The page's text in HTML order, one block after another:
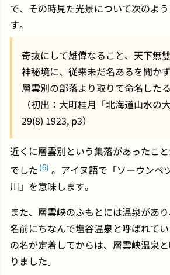
で、その時見た光景について次のよ
す。
奇抜にして雄偉なること、天下無
神秘境に、従来未だ名あるを聞か
層雲別の部落より取りて命名したる
（初出：大町桂月「北海道山水の
29(8) 1923, p3）
近くに層雲別という集落があったこ
でした (6) 。アイヌ語で「ソーウンペ
川」を意味します。
また、層雲峡のふもとには温泉があ
名前にちなんで塩谷温泉と呼ばれて
の名が定着してからは、層雲峡温泉
りました。